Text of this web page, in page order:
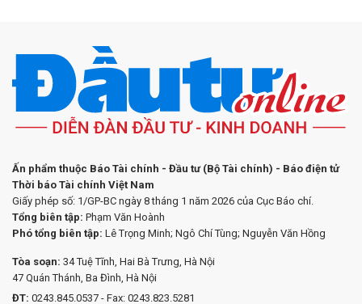
Ấn phẩm thuộc Báo Tài chính - Đầu tư (Bộ Tài chính) - Báo điện tử
Thời báo Tài chính Việt Nam
Giấy phép số: 1/GP-BC ngày 8 tháng 1 năm 2026 của Cục Báo chí.
Tổng biên tập: Phạm Văn Hoành
Phó tổng biên tập: Lê Trọng Minh; Ngô Chí Tùng; Nguyễn Văn Hồng
Tòa soạn: 34 Tuệ Tĩnh, Hai Bà Trưng, Hà Nội
47 Quán Thánh, Ba Đình, Hà Nội
ĐT: 0243.845.0537 - Fax: 0243.823.5281